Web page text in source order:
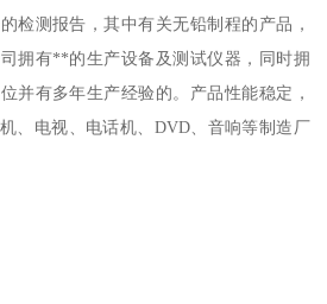
检测报告，其中有关无铅制程的产品，
拥有**的生产设备及测试仪器，同时拥
并有多年生产经验的。产品性能稳定，
、电视、电话机、DVD、音响等制造厂